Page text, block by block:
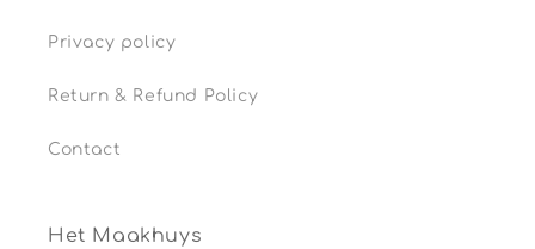
Privacy policy
Return & Refund Policy
Contact
Het Maakhuys